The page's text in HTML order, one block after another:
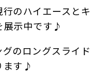
のハイエースとキ
展示中です♪
のロングスライド
ます♪